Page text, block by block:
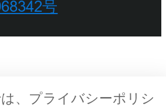
号
、プライバシーポリシ